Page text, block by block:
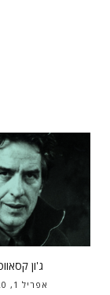
ג'ון
אפריל 1, 2020